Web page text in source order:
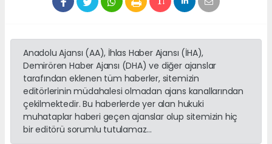
Anadolu Ajansı (AA), İhlas Haber Ajansı (İHA),
Demirören Haber Ajansı (DHA) ve diğer ajanslar
tarafından eklenen tüm haberler, sitemizin
editörlerinin müdahalesi olmadan ajans kanallarından
çekilmektedir. Bu haberlerde yer alan hukuki
muhataplar haberi geçen ajanslar olup sitemizin hiç
bir editörü sorumlu tutulamaz...